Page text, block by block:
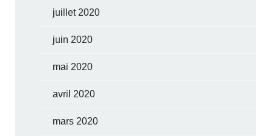
juillet 2020
juin 2020
mai 2020
avril 2020
mars 2020